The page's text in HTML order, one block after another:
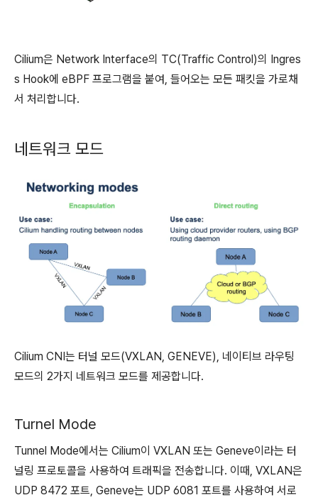
Cilium은 Network Interface의 TC(Traffic Control)의 Ingres
s Hook에 eBPF 프로그램을 붙여, 들어오는 모든 패킷을 가로채
서 처리합니다.
네트워크 모드
Cilium CNI는 터널 모드(VXLAN, GENEVE), 네이티브 라우팅
모드의 2가지 네트워크 모드를 제공합니다.
Turnel Mode
Tunnel Mode에서는 Cilium이 VXLAN 또는 Geneve이라는 터
널링 프로토콜을 사용하여 트래픽을 전송합니다. 이때, VXLAN은
UDP 8472 포트, Geneve는 UDP 6081 포트를 사용하여 서로